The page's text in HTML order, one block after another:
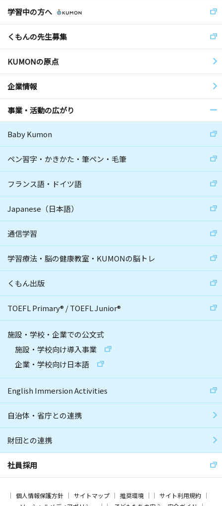
学習中の方へ
くもんの先生募集
KUMONの原点
企業情報
事業・活動の広がり
Baby Kumon
ペン習字・かきかた・筆ペン・毛筆
フランス語・ドイツ語
Japanese（日本語）
通信学習
学習療法・脳の健康教室・KUMONの脳トレ
くもん出版
TOEFL Primary® /TOEFL Junior®
施設・学校・企業での公文式
施設・学校向け導入事業
企業・学校向け日本語
English Immersion Activities
自治体・省庁との連携
財団との連携
社員採用
個人情報保護方針 サイトマップ 推奨環境
サイト利用規約